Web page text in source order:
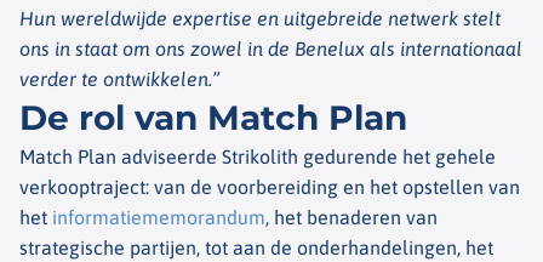
Hun wereldwijde expertise en uitgebreide netwerk stelt
ons in staat om ons zowel in de Benelux als internationaal
verder te ontwikkelen.”
De rol van Match Plan
Match Plan adviseerde Strikolith gedurende het gehele
verkooptraject: van de voorbereiding en het opstellen van
het informatiememorandum, het benaderen van
strategische partijen, tot aan de onderhandelingen, het